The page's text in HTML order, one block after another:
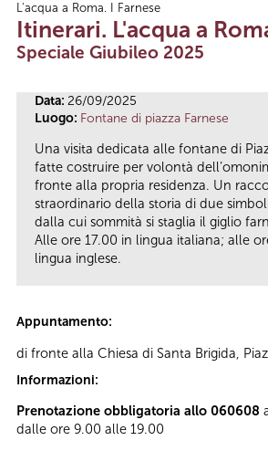
Tu sei qui
L'acqua a Roma. I Farnese
Itinerari. L'acqua a
Speciale Giubileo 2025
Data: 26/09/2025
Luogo: Fontane di piazza Farnese
Una visita dedicata alle fontane di
fatte costruire per volontà
fronte alla propria residenza. Un
straordinario della storia di due
dalla cui sommità si staglia il giglio
Alle ore 17.00 in lingua italiana; alle
lingua inglese.
Appuntamento:
di fronte alla Chiesa di Santa Brigida,
Informazioni:
Prenotazione obbligatoria allo 060608
dalle ore 9.00 alle 19.00